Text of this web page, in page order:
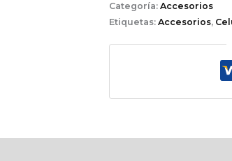
Categoría: Accesorios
Etiquetas: Accesorios,